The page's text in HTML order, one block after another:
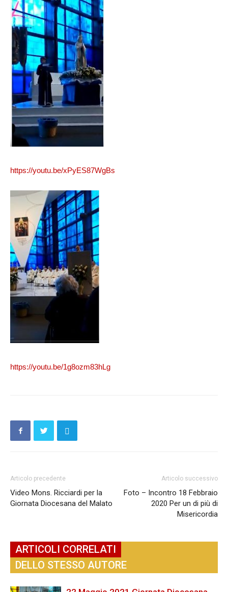
https://youtu.be/xPyES87WgBs
https://youtu.be/1g8ozm83hLg
Articolo precedente
Video Mons. Ricciardi per la
Giornata Diocesana del Malato
Articolo successivo
Foto – Incontro 18 Febbraio
2020 Per un di più di
Misericordia
ARTICOLI CORRELATI
DELLO STESSO AUTORE